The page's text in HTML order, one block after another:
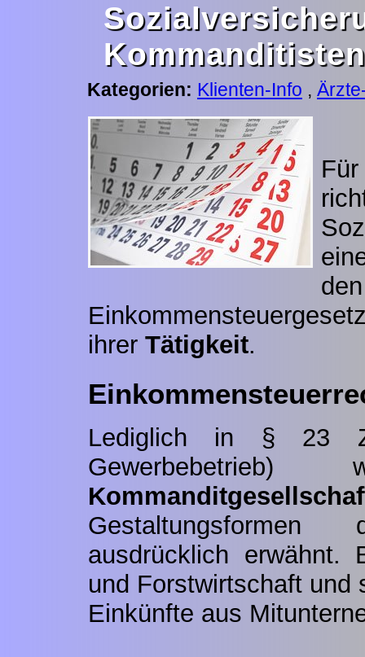
Kommanditisten
Kategorien: Klienten-Info ,
ihrer Tätigkeit.
Lediglich in § 23
Gestaltungsformen
ausdrücklich erwähnt.
und Forstwirtschaft und
Einkünfte aus